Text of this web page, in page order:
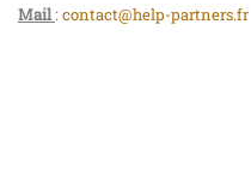
Mail: contact@help-partners.fr